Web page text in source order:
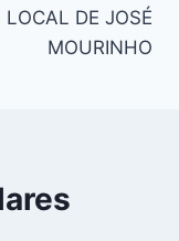
LOCAL DE JOSÉ
MOURINHO